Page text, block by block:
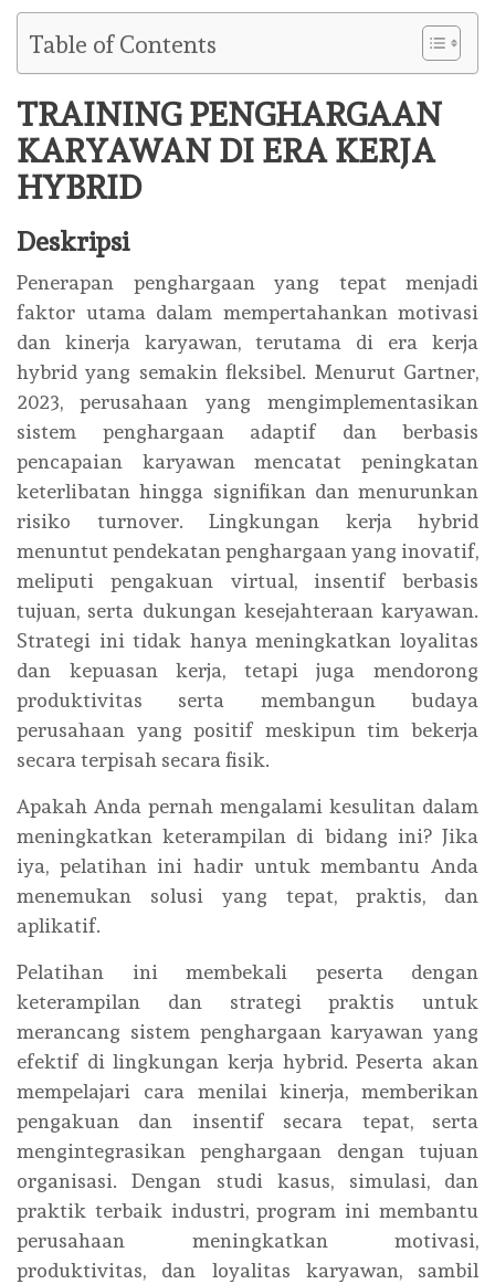
Table of Contents
TRAINING PENGHARGAAN
KARYAWAN DI ERA KERJA
HYBRID
Deskripsi
Penerapan penghargaan yang tepat menjadi
faktor utama dalam mempertahankan motivasi
dan kinerja karyawan, terutama di era kerja
hybrid yang semakin fleksibel. Menurut Gartner,
2023, perusahaan yang mengimplementasikan
sistem penghargaan adaptif dan berbasis
pencapaian karyawan mencatat peningkatan
keterlibatan hingga signifikan dan menurunkan
risiko turnover. Lingkungan kerja hybrid
menuntut pendekatan penghargaan yang inovatif,
meliputi pengakuan virtual, insentif berbasis
tujuan, serta dukungan kesejahteraan karyawan.
Strategi ini tidak hanya meningkatkan loyalitas
dan kepuasan kerja, tetapi juga mendorong
produktivitas serta membangun budaya
perusahaan yang positif meskipun tim bekerja
secara terpisah secara fisik.
Apakah Anda pernah mengalami kesulitan dalam
meningkatkan keterampilan di bidang ini? Jika
iya, pelatihan ini hadir untuk membantu Anda
menemukan solusi yang tepat, praktis, dan
aplikatif.
Pelatihan ini membekali peserta dengan
keterampilan dan strategi praktis untuk
merancang sistem penghargaan karyawan yang
efektif di lingkungan kerja hybrid. Peserta akan
mempelajari cara menilai kinerja, memberikan
pengakuan dan insentif secara tepat, serta
mengintegrasikan penghargaan dengan tujuan
organisasi. Dengan studi kasus, simulasi, dan
praktik terbaik industri, program ini membantu
perusahaan meningkatkan motivasi,
produktivitas, dan loyalitas karyawan, sambil